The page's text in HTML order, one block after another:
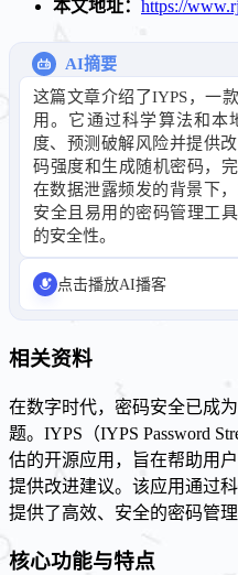
本文地址： https://
AI摘要
这篇文章介绍了IYPS，一
用。它通过科学算法和本
度、预测破解风险并提供
码强度和生成随机密码，
在数据泄露频发的背景下
安全且易用的密码管理工
的安全性。
点击播放AI播客
相关资料
在数字时代，密码安全已成
题。IYPS（IYPS Password
估的开源应用，旨在帮助用
提供改进建议。该应用通过
提供了高效、安全的密码管理
核心功能与特点